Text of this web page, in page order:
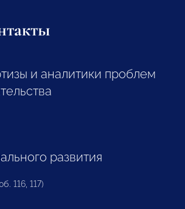
и аналитики проблем
развития
116, 117)